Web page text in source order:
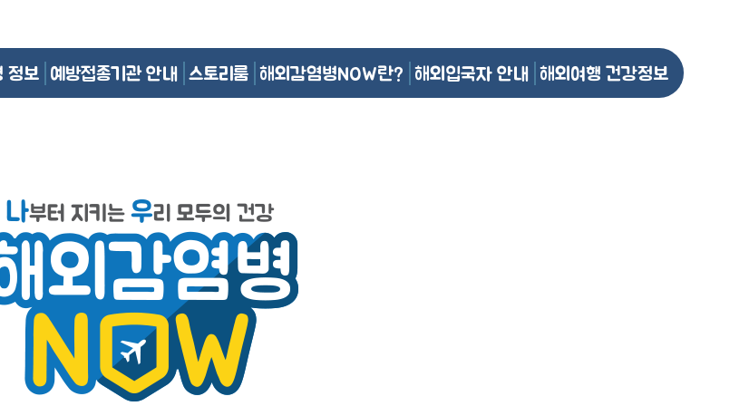
정보 예방접종기관 안내 스토리룸 해외감염병NOW란? 해외입국자 안내 해외여행 건강정보